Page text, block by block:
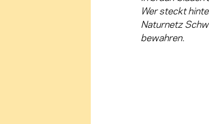
Wer steckt
Naturnetz
bewahren.